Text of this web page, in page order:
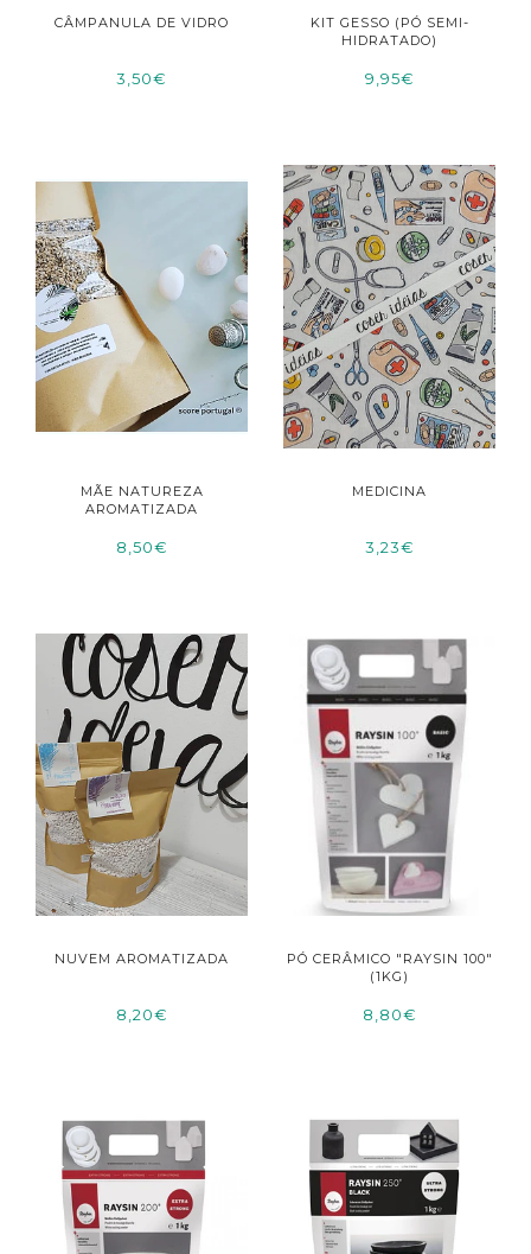
CÂMPANULA DE VIDRO
3,50€
KIT GESSO (PÓ SEMI-
HIDRATADO)
9,95€
MÃE NATUREZA
AROMATIZADA
8,50€
MEDICINA
3,23€
NUVEM AROMATIZADA
8,20€
PÓ CERÂMICO "RAYSIN 100"
(1KG)
8,80€